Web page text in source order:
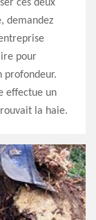
ces deux
demandez
pour
profondeur.
effectue un
la haie.